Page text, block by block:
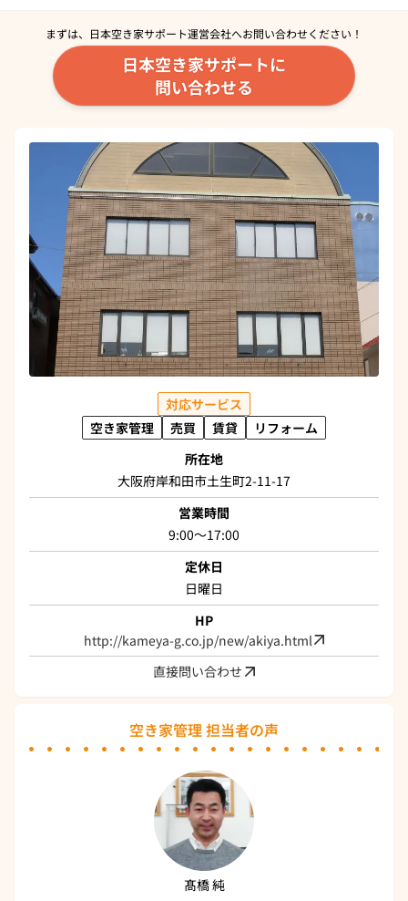
まずは、日本空き家サポート運営会社へお問い合わせください！
日本空き家サポートに
問い合わせる
対応サービス
空き家管理
売買 賃貸
リフォーム
所在地
大阪府岸和田市土生町2-11-17
営業時間
9:00～17:00
定休日
日曜日
HP
http://kameya-g.co.jp/new/akiya.html
直接問い合わせ
空き家管理 担当者の声
髙橋 純